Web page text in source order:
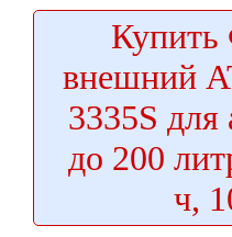
Купить
внешний
3335S для
до 200
ч,